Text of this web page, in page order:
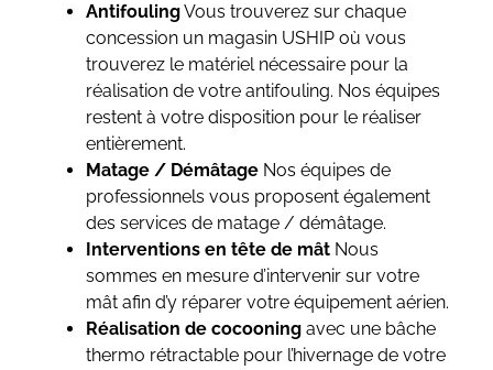
AntifoulingVous trouverez sur chaque
concession un magasin USHIP où vous
trouverez le matériel nécessaire pour la
réalisation de votre antifouling. Nos équipes
restent à votre disposition pour le réaliser
entièrement.
Matage / Démâtage Nos équipes de
professionnels vous proposent également
des services de matage / démâtage.
Interventions en tête de mât Nous
sommes en mesure d’intervenir sur votre
mât afin d’y réparer votre équipement aérien.
Réalisation de cocooning avec une bâche
thermo rétractable pour l’hivernage de votre